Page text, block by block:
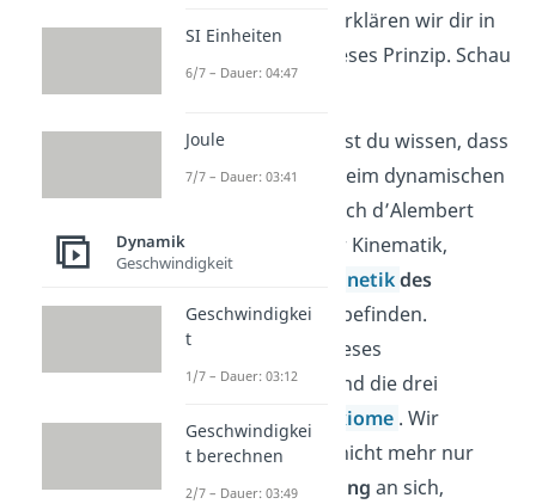
erklären wir dir in
kürzester Zeit dieses Prinzip. Schau
doch mal rein!
Am Anfang solltest du wissen, dass
wir uns wir uns beim dynamischen
Gleichgewicht nach d’Alembert
nicht mehr in der Kinematik,
sondern in der
Kinetikdes
Massenpunktes
befinden.
Grundlage für dieses
Themengebiet sind die drei
Newtonschen Axiome . Wir
betrachten also nicht mehr nur
noch dieBewegung an sich,
SI Einheiten
6/7 – Dauer: 04:47
Joule
7/7 – Dauer: 03:41
Dynamik
Geschwindigkeit
Geschwindigkei
t
1/7 – Dauer: 03:12
Geschwindigkei
t berechnen
2/7 – Dauer: 03:49